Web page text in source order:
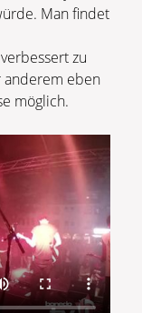
Man findet
zu
anderem eben
möglich.